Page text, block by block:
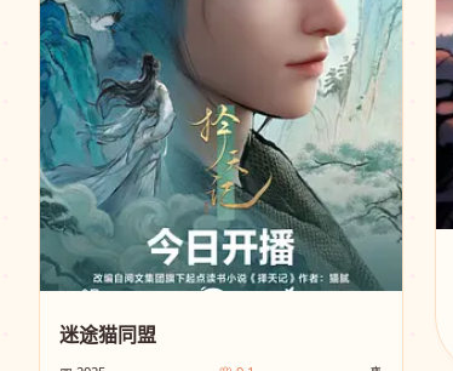
迷途猫同盟